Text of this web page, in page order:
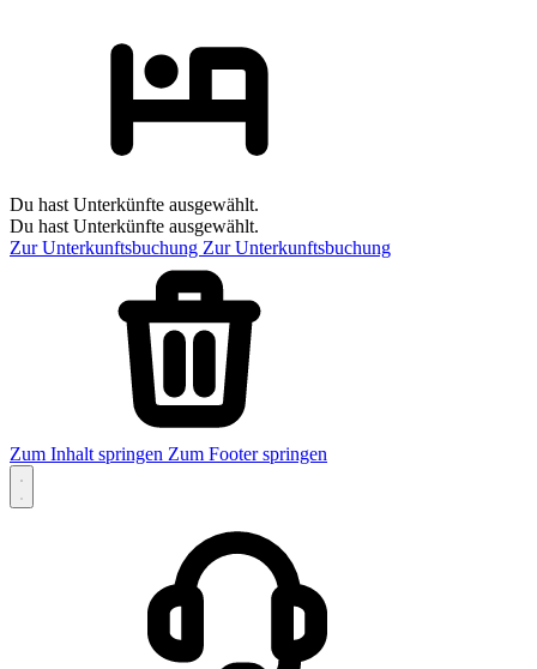
Du hast Unterkünfte ausgewählt.
Du hast Unterkünfte ausgewählt.
Zur Unterkunftsbuchung Zur Unterkunftsbuchung
Zum Inhalt springen Zum Footer springen